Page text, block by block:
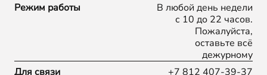
Режим работы
В любой день недели
с 10 до 22 часов.
Пожалуйста,
оставьте всё
дежурному
Для связи
+7 812 407-39-37